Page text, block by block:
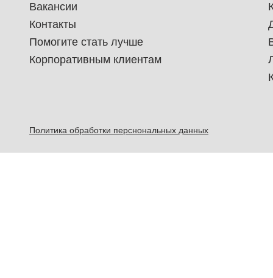
Вакансии
Контакты
Помогите стать лучше
Корпоративным клиентам
Политика обработки перснональных данных